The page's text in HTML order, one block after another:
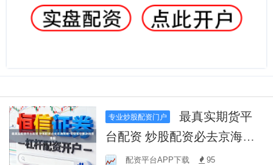
专业炒股配资门户
最真实期货平
台配资 炒股配资必去京海策
略-专业帮您解决投资难题
配资平台APP下载 95